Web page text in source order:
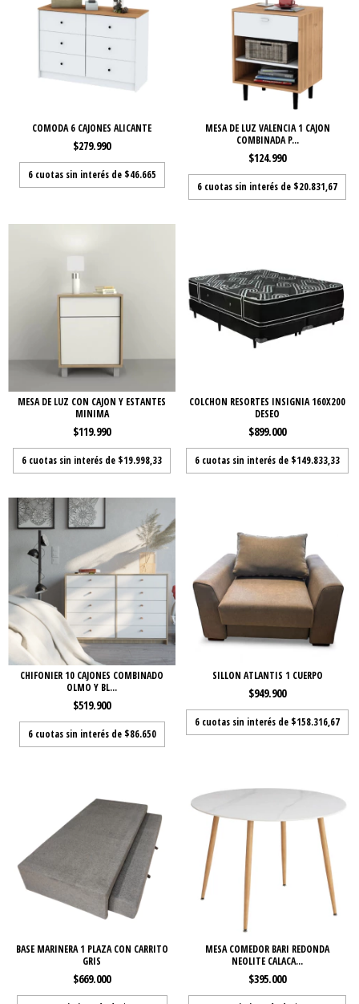
COMODA 6 CAJONES ALICANTE
$279.990
6 cuotas sin interés de $46.665
MESA DE LUZ VALENCIA 1 CAJON
COMBINADA P...
$124.990
6 cuotas sin interés de $20.831,67
MESA DE LUZ CON CAJON Y ESTANTES
MINIMA
$119.990
6 cuotas sin interés de $19.998,33
COLCHON RESORTES INSIGNIA 160X200
DESEO
$899.000
6 cuotas sin interés de $149.833,33
CHIFONIER 10 CAJONES COMBINADO
OLMO Y BL...
$519.900
6 cuotas sin interés de $86.650
SILLON ATLANTIS 1 CUERPO
$949.900
6 cuotas sin interés de $158.316,67
BASE MARINERA 1 PLAZA CON CARRITO
GRIS
$669.000
MESA COMEDOR BARI REDONDA
NEOLITE CALACA...
$395.000